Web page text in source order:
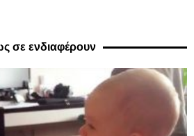
σε ενδιαφέρουν